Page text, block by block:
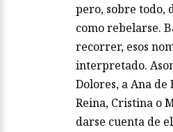
pero, sobre todo,
como rebelarse.
recorrer, esos
interpretado.
Dolores, a Ana
Reina, Cristina o
darse cuenta de